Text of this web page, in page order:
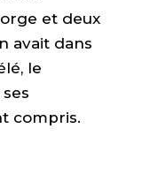
et deux
avait dans
le
compris.